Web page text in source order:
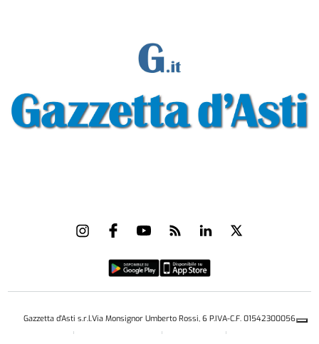
Gazzetta d'Asti s.r.l.Via Monsignor Umberto Rossi, 6 P.IVA-C.F. 01542300056